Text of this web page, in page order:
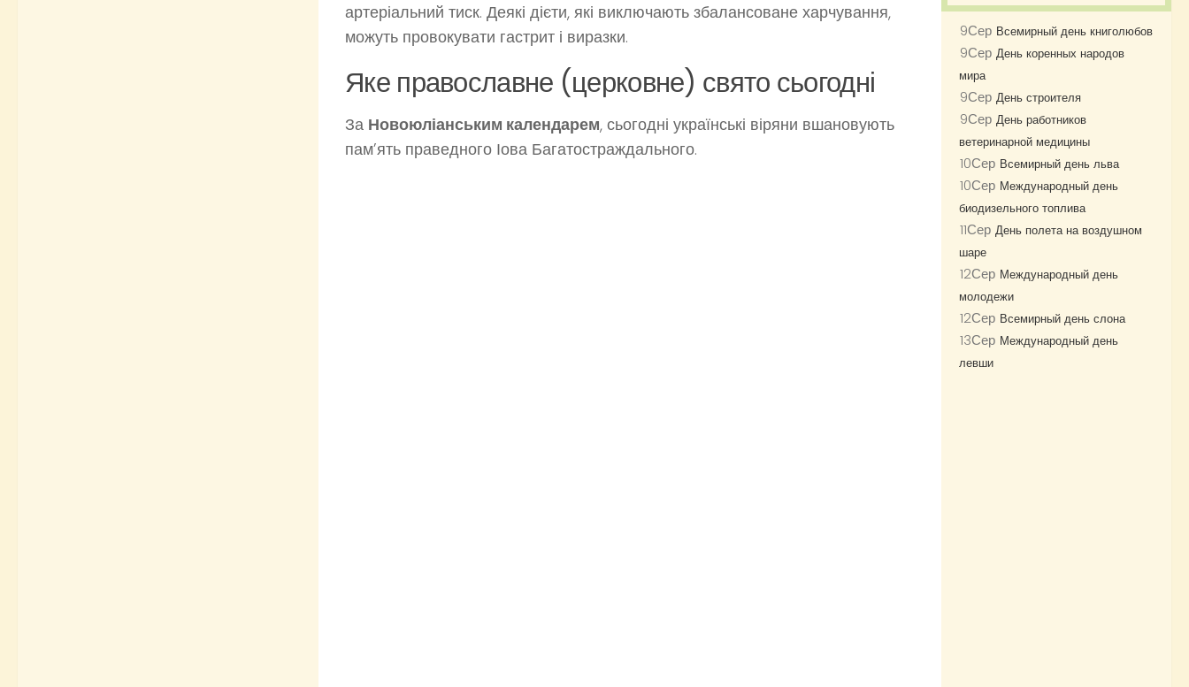
артеріальний тиск. Деякі дієти, які виключають збалансоване харчування,
можуть провокувати гастрит і виразки.
Яке православне (церковне) свято сьогодні
За Новоюліанським календарем, сьогодні українські віряни вшановують
пам’ять праведного Іова Багатостраждального.
9Сер Всемирный день книголюбов
9Сер День коренных народов
мира
9Сер День строителя
9Сер День работников
ветеринарной медицины
10Сер Всемирный день льва
10Сер Международный день
биодизельного топлива
11Сер День полета на воздушном
шаре
12Сер Международный день
молодежи
12Сер Всемирный день слона
13Сер Международный день
левши